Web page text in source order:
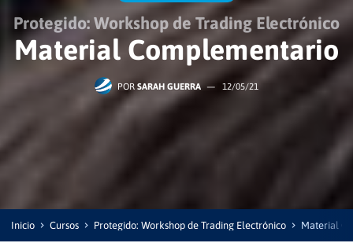
Protegido: Workshop de Trading Electrónico
Material Complementario
PORSARAH GUERRA — 12/05/21
Inicio Cursos Protegido: Workshop de Trading Electrónico Material